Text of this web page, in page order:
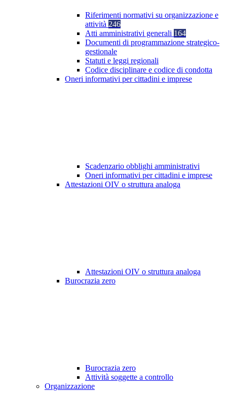
Riferimenti normativi su organizzazione e
attività 246
Atti amministrativi generali 164
Documenti di programmazione strategico-
gestionale
Statuti e leggi regionali
Codice disciplinare e codice di condotta
Oneri informativi per cittadini e imprese
Scadenzario obblighi amministrativi
Oneri informativi per cittadini e imprese
Attestazioni OIV o struttura analoga
Attestazioni OIV o struttura analoga
Burocrazia zero
Burocrazia zero
Attività soggette a controllo
Organizzazione